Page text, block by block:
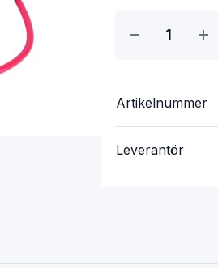
Artikelnummer
Leverantör